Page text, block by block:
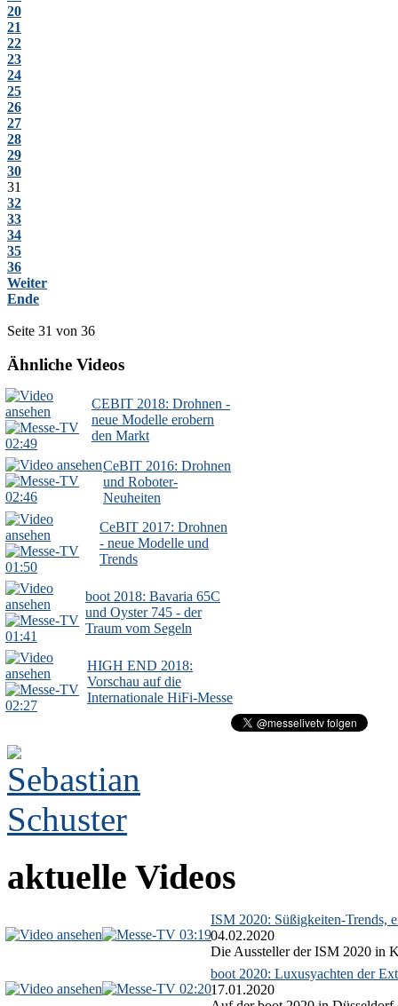
20
21
22
23
24
25
26
27
28
29
30
31
32
33
34
35
36
Weiter
Ende
Seite 31 von 36
Ähnliche Videos
02:49
CEBIT 2018: Drohnen -
neue Modelle erobern
den Markt
02:46
CeBIT 2016: Drohnen
und Roboter-
Neuheiten
01:50
CeBIT 2017: Drohnen
- neue Modelle und
Trends
01:41
boot 2018: Bavaria 65C
und Oyster 745 - der
Traum vom Segeln
02:27
HIGH END 2018:
Vorschau auf die
Internationale HiFi-Messe
aktuelle Videos
03:19
ISM 2020: Süßigkeiten-Trends,
04.02.2020
Die Aussteller der ISM 2020 in
02:20
boot 2020: Luxusyachten der
17.01.2020